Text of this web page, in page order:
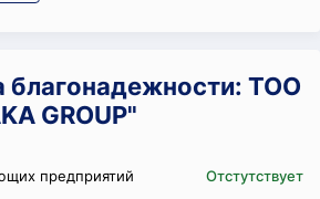
благонадежности: ТОО
GROUP"
предприятий
Отстутствует